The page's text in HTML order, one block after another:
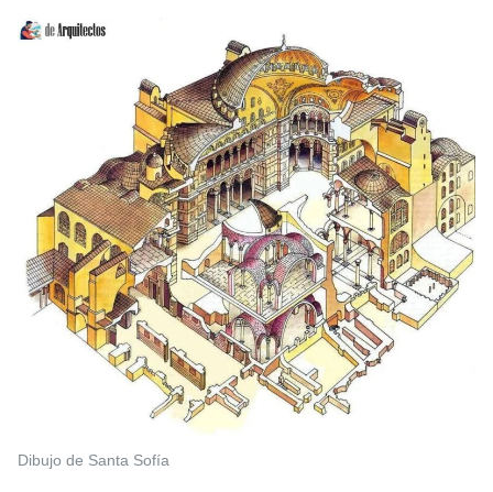
Dibujo de Santa Sofía